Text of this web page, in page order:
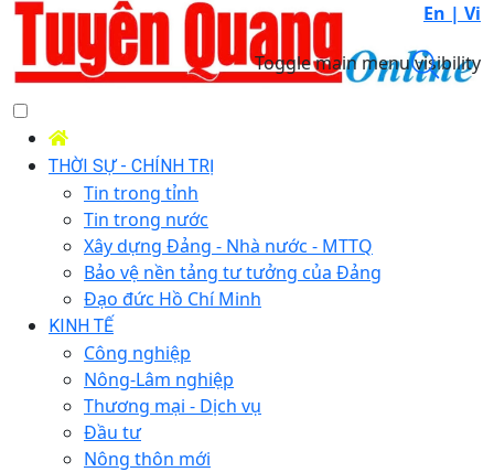
En | Vi
Toggle main menu visibility
THỜI SỰ - CHÍNH TRỊ
Tin trong tỉnh
Tin trong nước
Xây dựng Đảng - Nhà nước - MTTQ
Bảo vệ nền tảng tư tưởng của Đảng
Đạo đức Hồ Chí Minh
KINH TẾ
Công nghiệp
Nông-Lâm nghiệp
Thương mại - Dịch vụ
Đầu tư
Nông thôn mới